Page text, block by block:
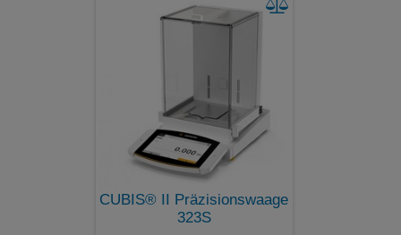
CUBIS® II Präzisionswaage
323S